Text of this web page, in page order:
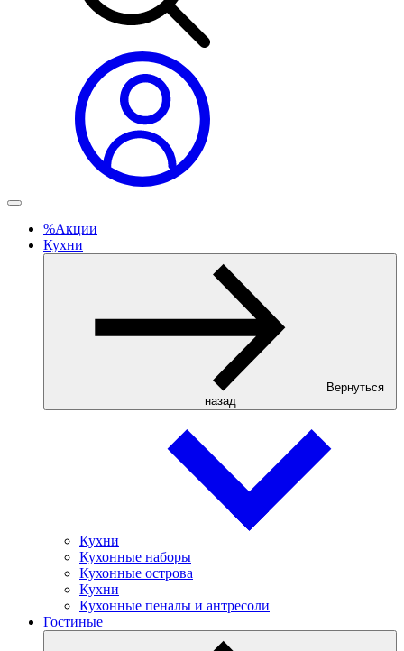
%Акции
Кухни
Вернуться
назад
Кухни
Кухонные наборы
Кухонные острова
Кухни
Кухонные пеналы и антресоли
Гостиные